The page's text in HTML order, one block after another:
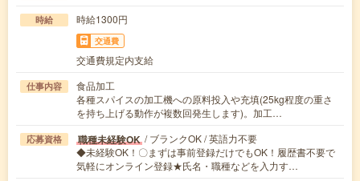
時給 時給1300円
交通費
交通費規定内支給
仕事内容
食品加工
各種スパイスの加工機への原料投入や充填(25kg程度の重さ
を持ち上げる動作が複数回発生します)。加工…
応募資格 職種未経験OK / ブランクOK / 英語力不要
◆未経験OK！〇まずは事前登録だけでもOK！履歴書不要で
気軽にオンライン登録★氏名・職種などを入力す…